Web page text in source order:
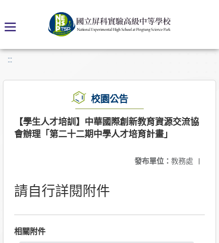
:::
校園公告
【學生人才培訓】中華國際創新教育資源交流協
會辦理「第二十二期中學人才培育計畫」
發布單位： 教務處 |
請自行詳閱附件
相關附件